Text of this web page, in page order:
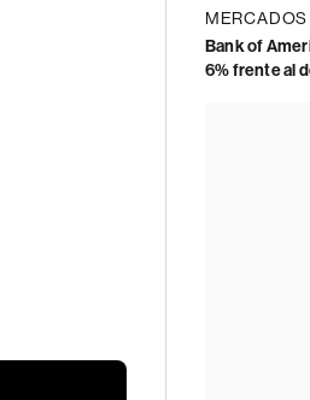
MERCADOS
Bank of
6% frente al